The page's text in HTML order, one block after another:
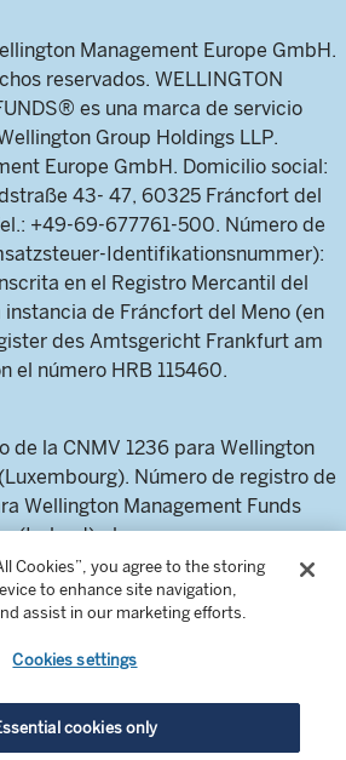
Management Europe GmbH.
reservados. WELLINGTON
es una marca de servicio
Group Holdings LLP.
Europe GmbH. Domicilio social:
43- 47, 60325 Fráncfort del
+49-69-677761-500. Número de
Identifikationsnummer):
en el Registro Mercantil del
de Fráncfort del Meno (en
des Amtsgericht Frankfurt am
el número HRB 115460.
de la CNMV 1236 para Wellington
Número de registro de
Wellington Management Funds
(Ireland) plc.
Europe GmbH es una sociedad
de Alemania (en alemán,
más
por su acrónimo, BaFin).
Cookies”, you agree to the storing
to enhance site navigation,
assist in our marketing efforts.
Cookies settings
cookies only